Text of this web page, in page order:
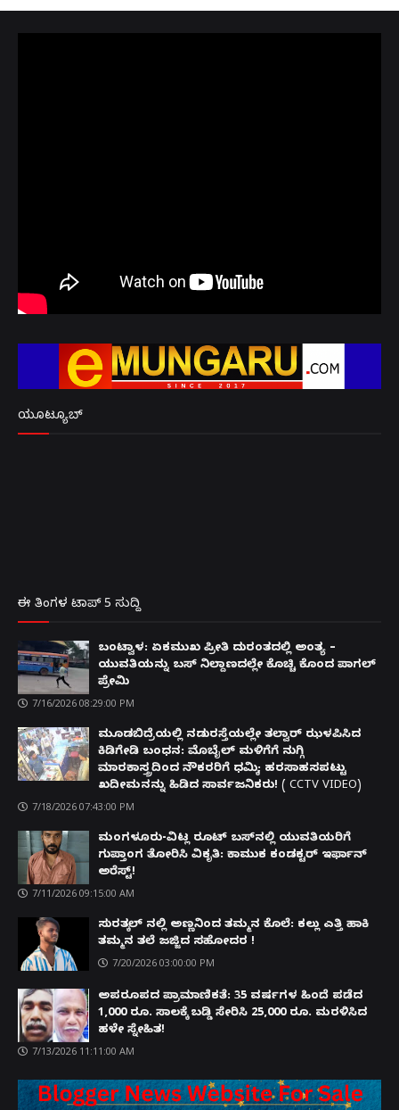
ಯೂಟ್ಯೂಬ್
ಈ ತಿಂಗಳ ಟಾಪ್ 5 ಸುದ್ದಿ
ಬಂಟ್ವಾಳ: ಏಕಮುಖ ಪ್ರೀತಿ ದುರಂತದಲ್ಲಿ ಅಂತ್ಯ –
ಯುವತಿಯನ್ನು ಬಸ್ ನಿಲ್ದಾಣದಲ್ಲೇ ಕೊಚ್ಚಿ ಕೊಂದ ಪಾಗಲ್
ಪ್ರೇಮಿ
7/16/2026 08:29:00 PM
ಮೂಡಬಿದ್ರೆಯಲ್ಲಿ ನಡುರಸ್ತೆಯಲ್ಲೇ ತಲ್ವಾರ್ ಝಳಪಿಸಿದ
ಕಿಡಿಗೇಡಿ ಬಂಧನ: ಮೊಬೈಲ್ ಮಳಿಗೆಗೆ ನುಗ್ಗಿ
ಮಾರಕಾಸ್ತ್ರದಿಂದ ನೌಕರರಿಗೆ ಧಮ್ಕಿ; ಹರಸಾಹಸಪಟ್ಟು
ಖದೀಮನನ್ನು ಹಿಡಿದ ಸಾರ್ವಜನಿಕರು! ( CCTV VIDEO)
7/18/2026 07:43:00 PM
ಮಂಗಳೂರು-ವಿಟ್ಲ ರೂಟ್ ಬಸ್‌ನಲ್ಲಿ ಯುವತಿಯರಿಗೆ
ಗುಪ್ತಾಂಗ ತೋರಿಸಿ ವಿಕೃತಿ: ಕಾಮುಕ ಕಂಡಕ್ಟರ್ ಇರ್ಫಾನ್
ಅರೆಸ್ಟ್!
7/11/2026 09:15:00 AM
ಸುರತ್ಕಲ್ ನಲ್ಲಿ ಅಣ್ಣನಿಂದ ತಮ್ಮನ ಕೊಲೆ: ಕಲ್ಲು ಎತ್ತಿ ಹಾಕಿ
ತಮ್ಮನ ತಲೆ ಜಜ್ಜಿದ ಸಹೋದರ !
7/20/2026 03:00:00 PM
ಅಪರೂಪದ ಪ್ರಾಮಾಣಿಕತೆ: 35 ವರ್ಷಗಳ ಹಿಂದೆ ಪಡೆದ
1,000 ರೂ. ಸಾಲಕ್ಕೆ ಬಡ್ಡಿ ಸೇರಿಸಿ 25,000 ರೂ. ಮರಳಿಸಿದ
ಹಳೇ ಸ್ನೇಹಿತ!
7/13/2026 11:11:00 AM